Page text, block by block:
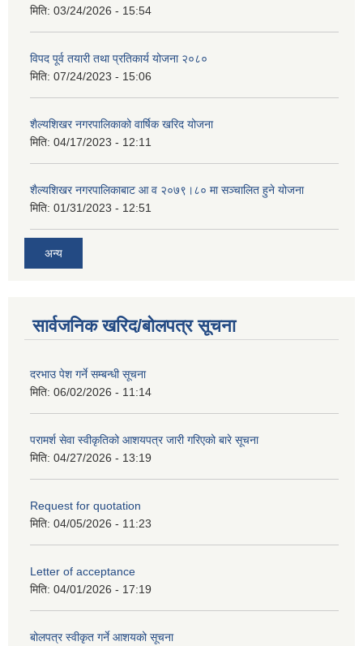
मिति: 03/24/2026 - 15:54
विपद पूर्व तयारी तथा प्रतिकार्य योजना २०८०
मिति: 07/24/2023 - 15:06
शैल्यशिखर नगरपालिकाको वार्षिक खरिद योजना
मिति: 04/17/2023 - 12:11
शैल्यशिखर नगरपालिकाबाट आ व २०७९।८० मा सञ्चालित हुने योजना
मिति: 01/31/2023 - 12:51
अन्य
सार्वजनिक खरिद/बोलपत्र सूचना
दरभाउ पेश गर्ने सम्बन्धी सूचना
मिति: 06/02/2026 - 11:14
परामर्श सेवा स्वीकृतिको आशयपत्र जारी गरिएको बारे सूचना
मिति: 04/27/2026 - 13:19
Request for quotation
मिति: 04/05/2026 - 11:23
Letter of acceptance
मिति: 04/01/2026 - 17:19
बोलपत्र स्वीकृत गर्ने आशयको सूचना